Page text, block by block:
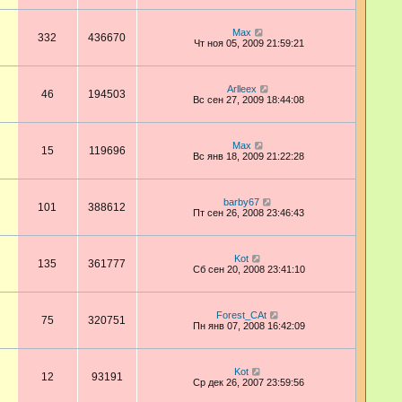
332 436670
Max
Чт ноя 05, 2009 21:59:21
46 194503
Arlleex
Вс сен 27, 2009 18:44:08
15 119696
Max
Вс янв 18, 2009 21:22:28
101 388612
barby67
Пт сен 26, 2008 23:46:43
135 361777
Kot
Сб сен 20, 2008 23:41:10
75 320751
Forest_CAt
Пн янв 07, 2008 16:42:09
12 93191
Kot
Ср дек 26, 2007 23:59:56